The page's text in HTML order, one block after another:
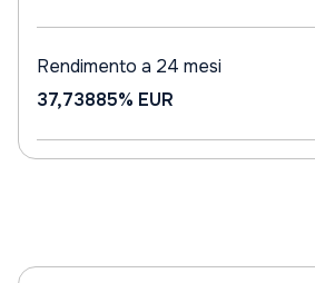
Rendimento a 24 mesi
37,73885% EUR